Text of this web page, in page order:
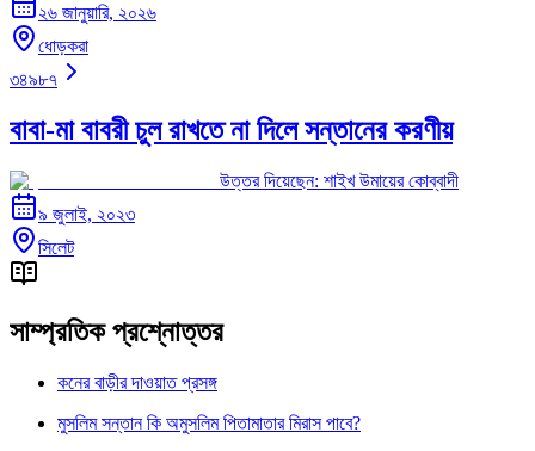
২৬ জানুয়ারি, ২০২৬
ধোড়করা
৩৪৯৮৭
বাবা-মা বাবরী চুল রাখতে না দিলে সন্তানের করণীয়
উত্তর দিয়েছেন: শাইখ উমায়ের কোব্বাদী
৯ জুলাই, ২০২৩
সিলেট
সাম্প্রতিক প্রশ্নোত্তর
কনের বাড়ীর দাওয়াত প্রসঙ্গ
মুসলিম সন্তান কি অমুসলিম পিতামাতার মিরাস পাবে?